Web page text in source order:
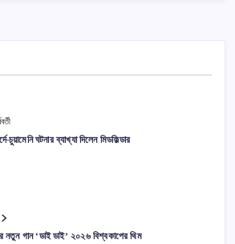
চুয়ামেনি ঘটনার ব্যাখ্যা দিলেন মিডফিল্ডার
নতুন গান ‘ডাই ডাই’ ২০২৬ বিশ্বকাপের থিম